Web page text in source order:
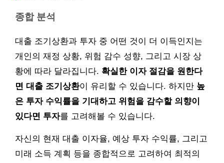
종합 분석
대출 조기상환과 투자 중 어떤 것이 더 이득인지는
개인의 재정 상황, 위험 감수 성향, 그리고 시장 상
황에 따라 달라집니다. 확실한 이자 절감을 원한다
면 대출 조기상환이 유리할 수 있습니다. 하지만 높
은 투자 수익률을 기대하고 위험을 감수할 의향이
있다면 투자를 고려해볼 수 있습니다.
자신의 현재 대출 이자율, 예상 투자 수익률, 그리고
미래 소득 계획 등을 종합적으로 고려하여 최적의